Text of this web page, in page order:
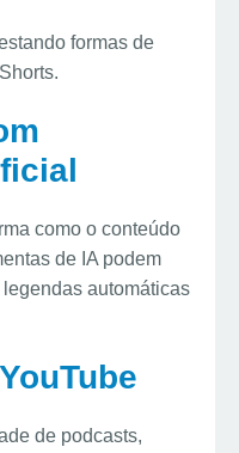
formas de
como o conteúdo
de IA podem
automáticas
de podcasts,